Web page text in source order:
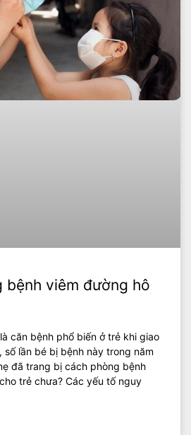
bệnh viêm đường hô
căn bệnh phổ biến ở trẻ khi giao
số lần bé bị bệnh này trong năm
đã trang bị cách phòng bệnh
trẻ chưa? Các yếu tố nguy